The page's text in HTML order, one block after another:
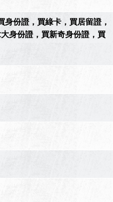
份證，買綠卡，買居留證，
身份證，買新奇身份證，買